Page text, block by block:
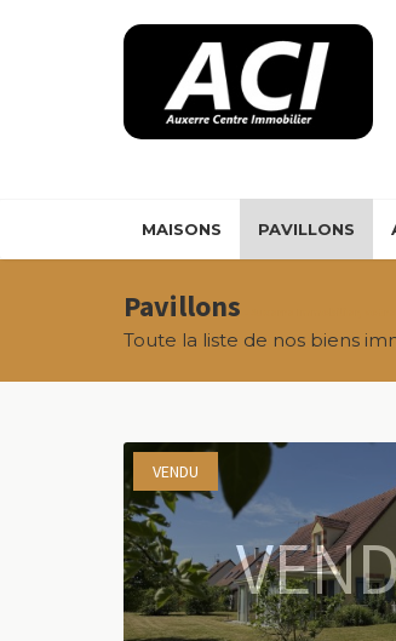
MAISONS PAVILLONS
Pavillons
Toute la liste de nos biens
VENDU